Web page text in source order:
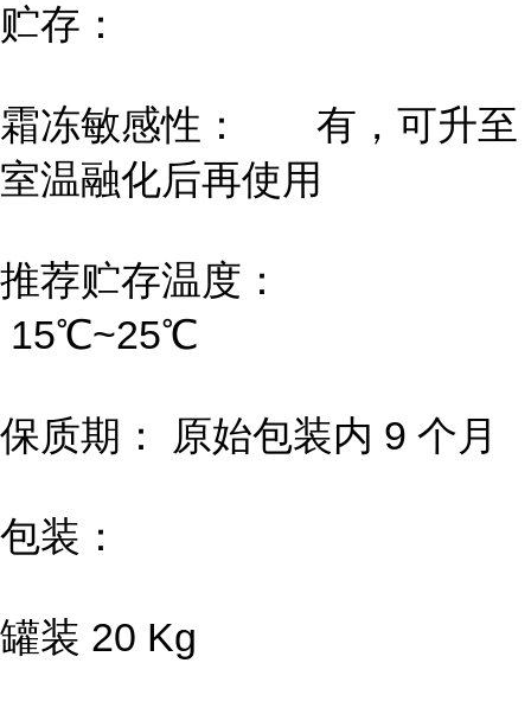
贮存：
霜冻敏感性： 有，可升至
室温融化后再使用
推荐贮存温度：
15℃~25℃
保质期： 原始包装内 9 个月
包装：
罐装 20 Kg